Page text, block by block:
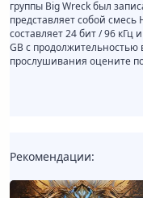
группы Big Wreck был
представляет собой смесь
составляет 24 бит / 96 кГц
GB с продолжительностью
прослушивания оцените
Рекомендации: